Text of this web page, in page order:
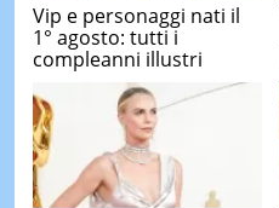
Vip e personaggi nati il
1° agosto: tutti i
compleanni illustri